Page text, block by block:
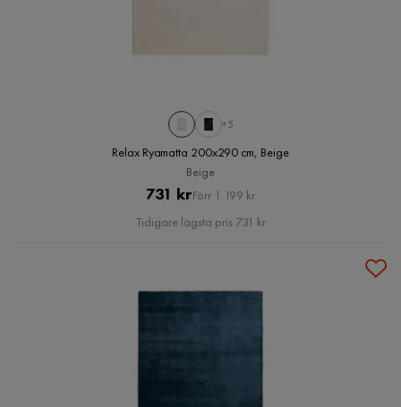
+5
Relax Ryamatta 200x290 cm, Beige
Beige
Pris
731 kr Original
Pris
Förr 1 199 kr
Tidigare lägsta pris 731 kr